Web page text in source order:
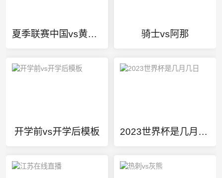
夏季联赛中国vs黄蜂视频 骑士vs阿那
开学前vs开学后模板 2023世界杯是几月几日